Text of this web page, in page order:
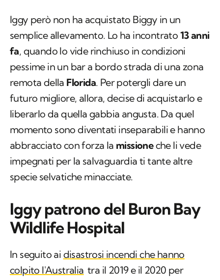
Iggy però non ha acquistato Biggy in un
semplice allevamento. Lo ha incontrato 13 anni
fa, quando lo vide rinchiuso in condizioni
pessime in un bar a bordo strada di una zona
remota della Florida. Per potergli dare un
futuro migliore, allora, decise di acquistarlo e
liberarlo da quella gabbia angusta. Da quel
momento sono diventati inseparabili e hanno
abbracciato con forza la missioneche li vede
impegnati per la salvaguardia ti tante altre
specie selvatiche minacciate.
Iggy patrono del Buron Bay
Wildlife Hospital
In seguito ai disastrosi incendi che hanno
colpito l'Australia tra il 2019 e il 2020 per